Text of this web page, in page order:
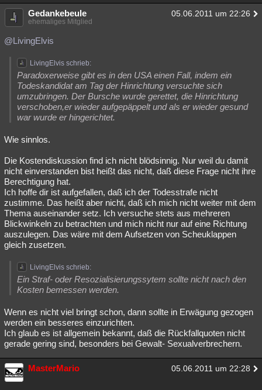
Gedankebeule 05.06.2011 um 22:26
ehemaliges Mitglied
@LivingElvis
LivingElvis schrieb:
Paradoxerweise gibt es in den USA einen Fall, indem ein
Todeskandidat am Tag der Hinrichtung versuchte sich
umzubringen. Der Bursche wurde gerettet, die Hinrichtung
verschoben,er wieder aufgepäppelt und als er wieder gesund
war wurde er hingerichtet.
Wie sinnlos.
Die Kostendiskussion find ich nicht blödsinnig. Nur weil du damit
nicht einverstanden bist heißt das nicht, daß diese Frage nicht ihre
Berechtigung hat.
Ich hoffe dir ist aufgefallen, daß ich der Todesstrafe nicht
zustimme. Das heißt aber nicht, daß ich mich nicht weiter mit dem
Thema auseinander setz. Ich versuche stets aus mehreren
Blickwinkeln zu betrachten und mich nicht nur auf eine Richtung
auszulegen. Das wäre mit dem Aufsetzen von Scheuklappen
gleich zusetzen.
LivingElvis schrieb:
Ein Straf- oder Resozialisierungssytem sollte nicht nach den
Kosten bemessen werden.
Wenn es nicht viel bringt schon, dann sollte in Erwägung gezogen
werden ein besseres einzurichten.
Ich glaub es ist allgemein bekannt, daß die Rückfallquoten nicht
gerade gering sind, besonders bei Gewalt- Sexualverbrechern.
MasterMario 05.06.2011 um 22:28